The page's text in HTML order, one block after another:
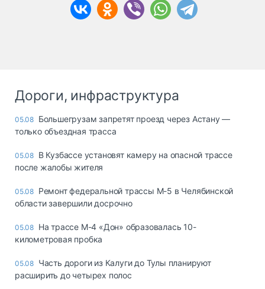
Дороги, инфраструктура
05.08 Большегрузам запретят проезд через Астану —
только объездная трасса
05.08 В Кузбассе установят камеру на опасной трассе
после жалобы жителя
05.08 Ремонт федеральной трассы М-5 в Челябинской
области завершили досрочно
05.08 На трассе М-4 «Дон» образовалась 10-
километровая пробка
05.08 Часть дороги из Калуги до Тулы планируют
расширить до четырех полос